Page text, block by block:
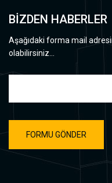
BİZDEN HABERLER
Aşağıdaki forma mail
olabilirsiniz...